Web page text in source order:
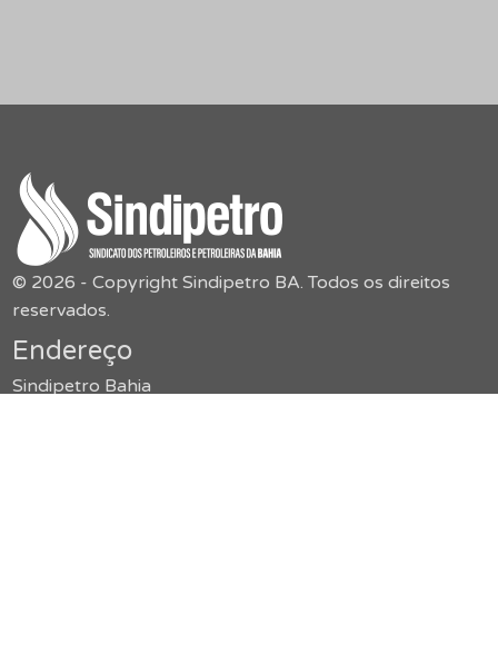
© 2026 - Copyright Sindipetro BA. Todos os direitos
reservados.
Endereço
Sindipetro Bahia